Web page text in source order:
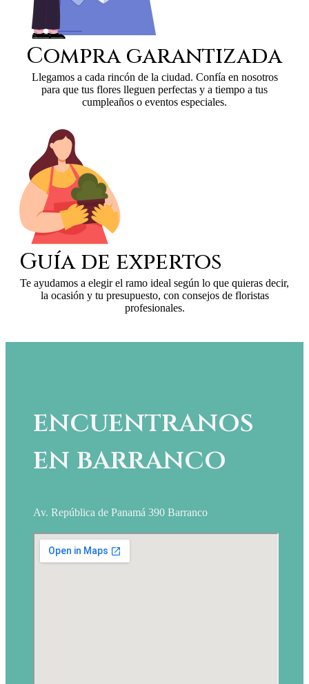
Compra garantizada
Llegamos a cada rincón de la ciudad. Confía en nosotros
para que tus flores lleguen perfectas y a tiempo a tus
cumpleaños o eventos especiales.
Guía de expertos
Te ayudamos a elegir el ramo ideal según lo que quieras decir,
la ocasión y tu presupuesto, con consejos de floristas
profesionales.
encuentranos
en barranco
Av. República de Panamá 390 Barranco